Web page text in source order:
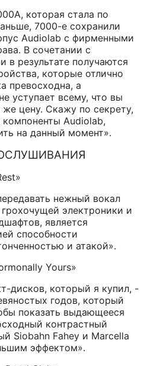
которая стала по
7000-е сохранили
Audiolab с фирменными
В сочетании с
в результате получаются
которые отлично
превосходна, а
уступает всему, что вы
цену. Скажу по секрету,
Audiolab,
на данный момент».
нежный вокал
электроники и
является
способности
и атакой».
Yours»
дисков, который я купил, -
годов, который
показать выдающееся
контрастный
Siobahn Fahey и Marcella
эффектом».